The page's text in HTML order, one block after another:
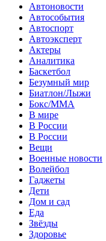
Автоновости
Автособытия
Автоспорт
Автоэксперт
Актеры
Аналитика
Баскетбол
Безумный мир
Биатлон/Лыжи
Бокс/MMA
В мире
В России
В России
Вещи
Военные новости
Волейбол
Гаджеты
Дети
Дом и сад
Еда
Звёзды
Здоровье